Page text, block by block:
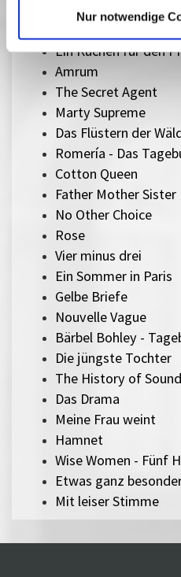
Nur notwendige
Therapie für Wikinger
Ein Kuchen für den
Amrum
The Secret Agent
Marty Supreme
Das Flüstern der
Romería - Das
Cotton Queen
Father Mother
No Other Choice
Rose
Vier minus drei
Ein Sommer in Paris
Gelbe Briefe
Nouvelle Vague
Bärbel Bohley -
Die jüngste Tochter
The History of Sound
Das Drama
Meine Frau weint
Hamnet
Wise Women - Fünf
Etwas ganz
Mit leiser Stimme